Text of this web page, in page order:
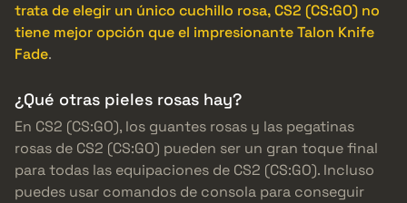
trata de elegir un único cuchillo rosa, CS2 (CS:GO) no
tiene mejor opción que el impresionante Talon Knife
Fade.
¿Qué otras pieles rosas hay?
En CS2 (CS:GO), los guantes rosas y las pegatinas
rosas de CS2 (CS:GO) pueden ser un gran toque final
para todas las equipaciones de CS2 (CS:GO). Incluso
puedes usar comandos de consola para conseguir